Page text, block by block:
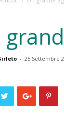
- 25 Settembre